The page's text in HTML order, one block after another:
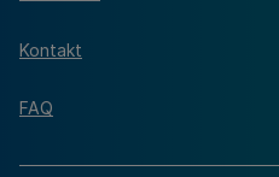
Kontakt
FAQ